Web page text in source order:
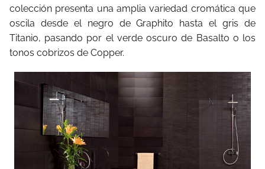
colección presenta una amplia variedad cromática que
oscila desde el negro de Graphito hasta el gris de
Titanio, pasando por el verde oscuro de Basalto o los
tonos cobrizos de Copper.